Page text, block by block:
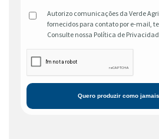
Autorizo comunicações da Verde
fornecidos para contato por e-mail,
Consulte nossa Política de